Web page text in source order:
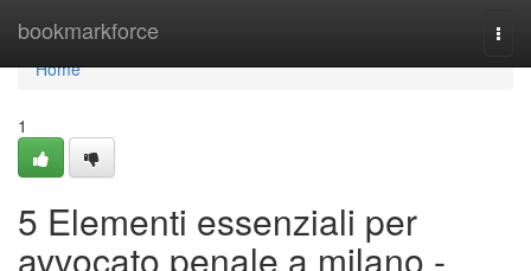
bookmarkforce
Home
Home
1
5 Elementi essenziali per
avvocato penale a milano -